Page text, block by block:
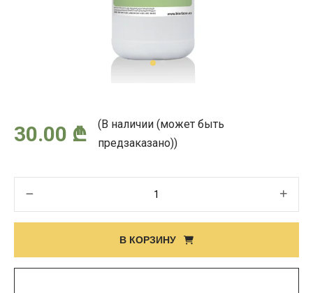
30.00 ₾
(В наличии (может быть
предзаказано))
Photopower
В КОРЗИНУ